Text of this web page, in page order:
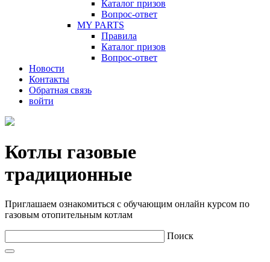
Каталог призов
Вопрос-ответ
MY PARTS
Правила
Каталог призов
Вопрос-ответ
Новости
Контакты
Обратная связь
войти
Котлы газовые
традиционные
Приглашаем ознакомиться с обучающим онлайн курсом по
газовым отопительным котлам
Поиск